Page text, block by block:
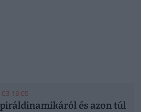
13:05
és azon túl